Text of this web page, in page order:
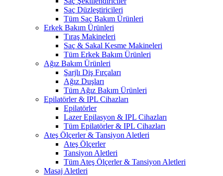
Saç Düzleştiricileri
Tüm Saç Bakım Ürünleri
Erkek Bakım Ürünleri
Tıraş Makineleri
Saç & Sakal Kesme Makineleri
Tüm Erkek Bakım Ürünleri
Ağız Bakım Ürünleri
Şarjlı Diş Fırçaları
Ağız Duşları
Tüm Ağız Bakım Ürünleri
Epilatörler & IPL Cihazları
Epilatörler
Lazer Epilasyon & IPL Cihazları
Tüm Epilatörler & IPL Cihazları
Ateş Ölçerler & Tansiyon Aletleri
Ateş Ölçerler
Tansiyon Aletleri
Tüm Ateş Ölçerler & Tansiyon Aletleri
Masaj Aletleri